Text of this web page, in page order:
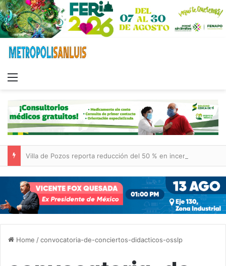
Home /convocatoria-de-conciertos-didacticos-osslp